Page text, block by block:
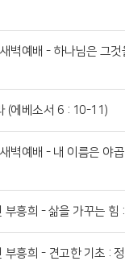
벽예배 - 하나님은 그것
(에베소서 6 : 10-11)
벽예배 - 내 이름은 야
부흥희 - 삶을 가꾸는 힘
부흥희 - 견고한 기초 :